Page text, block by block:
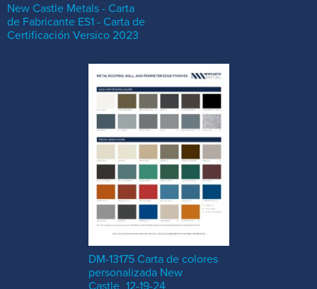
New Castle Metals - Carta
de Fabricante ES1 - Carta de
Certificación Versico 2023
DM-13175 Carta de colores
personalizada New
Castle_12-19-24